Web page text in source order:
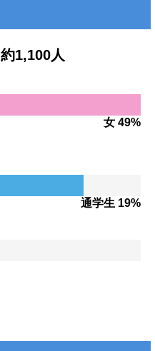
約1,100人
女 49%
通学生 19%